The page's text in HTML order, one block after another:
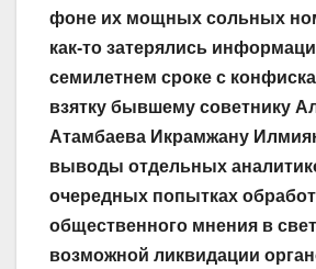
фоне их мощных сольных
как-то затерялись
семилетнем сроке с
взятку бывшему советнику
Атамбаева Икрамжану
выводы отдельных
очередных попытках
общественного мнения в
возможной ликвидации